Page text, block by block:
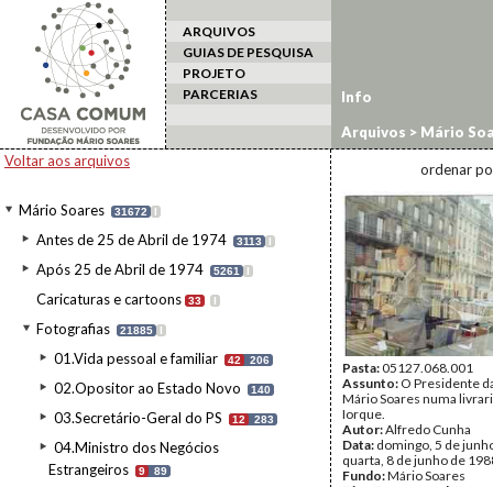
ARQUIVOS
GUIAS DE PESQUISA
PROJETO
PARCERIAS
Voltar aos arquivos
Mário Soares 31672 I
Antes de 25 de Abril de 1974 3113 I
Após 25 de Abril de 1974 5261 I
Caricaturas e cartoons 33 I
Fotografias 21885 I
01.Vida pessoal e familiar 42 206
02.Opositor ao Estado Novo 140
03.Secretário-Geral do PS 12 283
04.Ministro dos Negócios
Estrangeiros
9 89
Info
Arquivos > Mário
estrangeiro>EUA/
ordenar
Pasta:05127.068.001
Assunto: O Presidente
Mário Soares numa
Iorque.
Autor:Alfredo Cunha
Data: domingo, 5 de
quarta, 8 de junho de
Fundo:Mário Soares